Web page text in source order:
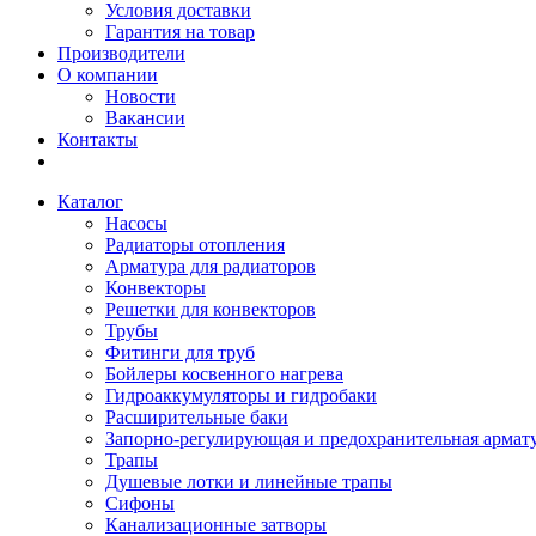
Условия доставки
Гарантия на товар
Производители
О компании
Новости
Вакансии
Контакты
Каталог
Насосы
Радиаторы отопления
Арматура для радиаторов
Конвекторы
Решетки для конвекторов
Трубы
Фитинги для труб
Бойлеры косвенного нагрева
Гидроаккумуляторы и гидробаки
Расширительные баки
Запорно-регулирующая и предохранительная
Трапы
Душевые лотки и линейные трапы
Сифоны
Канализационные затворы